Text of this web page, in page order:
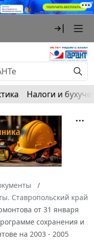
Налоги и
Ставропольский край
от 31 января
сохранения и
на 2003 - 2005